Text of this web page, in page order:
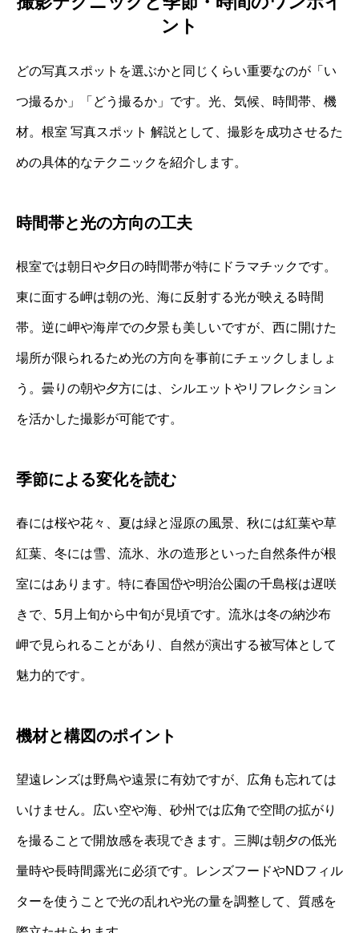
ント
どの写真スポットを選ぶかと同じくらい重要なのが「い
つ撮るか」「どう撮るか」です。光、気候、時間帯、機
材。根室 写真スポット 解説として、撮影を成功させるた
めの具体的なテクニックを紹介します。
時間帯と光の方向の工夫
根室では朝日や夕日の時間帯が特にドラマチックです。
東に面する岬は朝の光、海に反射する光が映える時間
帯。逆に岬や海岸での夕景も美しいですが、西に開けた
場所が限られるため光の方向を事前にチェックしましょ
う。曇りの朝や夕方には、シルエットやリフレクション
を活かした撮影が可能です。
季節による変化を読む
春には桜や花々、夏は緑と湿原の風景、秋には紅葉や草
紅葉、冬には雪、流氷、氷の造形といった自然条件が根
室にはあります。特に春国岱や明治公園の千島桜は遅咲
きで、5月上旬から中旬が見頃です。流氷は冬の納沙布
岬で見られることがあり、自然が演出する被写体として
魅力的です。
機材と構図のポイント
望遠レンズは野鳥や遠景に有効ですが、広角も忘れては
いけません。広い空や海、砂州では広角で空間の拡がり
を撮ることで開放感を表現できます。三脚は朝夕の低光
量時や長時間露光に必須です。レンズフードやNDフィル
ターを使うことで光の乱れや光の量を調整して、質感を